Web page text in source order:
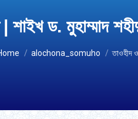
| শাইখ ড.
are here:
alochona_somuho তাওহীদ